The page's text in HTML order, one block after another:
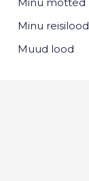
Minu reisilood
Muud lood